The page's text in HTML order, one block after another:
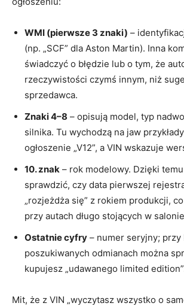
WMI (pierwsze 3 znaki) –
(np. „SCF” dla Aston Martin). Inna
świadczyć o błędzie lub o tym, że
rzeczywistości czymś innym, niż
sprzedawca.
Znaki 4–8 – opisują model, typ
silnika. Tu wychodzą na jaw
ogłoszenie „V12”, a VIN wskazuje
10. znak – rok modelowy. Dzięki
sprawdzić, czy data pierwszej
„rozjeżdża się” z rokiem produkcji,
przy autach długo stojących w
Ostatnie cyfry – numer seryjny; przy
poszukiwanych odmianach można
kupujesz „udawanego limited
Mit, że z VIN „wyczytasz wszystko o